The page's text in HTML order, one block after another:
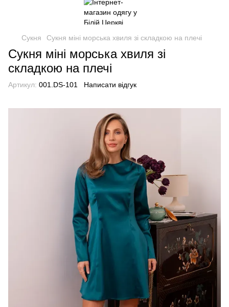
Сукня Сукня міні морська хвиля зі складкою на плечі
Сукня міні морська хвиля зі
складкою на плечі
Артикул: 001.DS-101 Написати відгук